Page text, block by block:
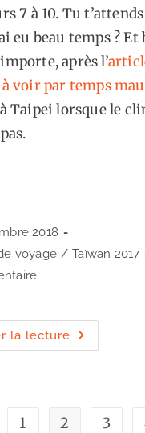
7 à 10. Tu
eu beau temps ? Et
après l’
voir par temps
Taipei lorsque le
2018
voyage / Taïwan 2017
la lecture Taïwan
temps
the previous page
1 2 3